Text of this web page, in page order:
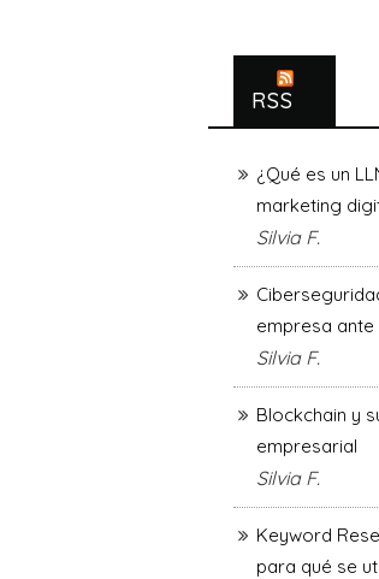
RSS
¿Qué es un
marketing
Silvia F.
empresa
Silvia F.
Blockchain y
empresarial
Silvia F.
Keyword
para qué se